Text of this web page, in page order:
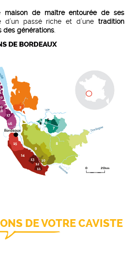
maison de maître entourée de ses
d’un passé riche et d’une tradition
des générations
DE VOTRE CAVISTE